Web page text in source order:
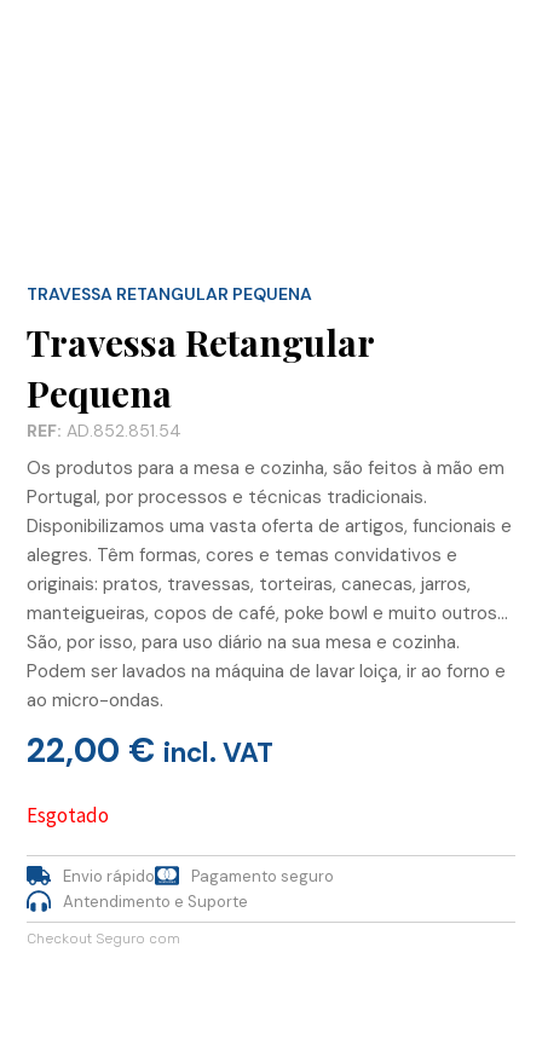
TRAVESSA RETANGULAR PEQUENA
Travessa Retangular
Pequena
REF: AD.852.851.54
Os produtos para a mesa e cozinha, são feitos à mão em
Portugal, por processos e técnicas tradicionais.
Disponibilizamos uma vasta oferta de artigos, funcionais e
alegres. Têm formas, cores e temas convidativos e
originais: pratos, travessas, torteiras, canecas, jarros,
manteigueiras, copos de café, poke bowl e muito outros…
São, por isso, para uso diário na sua mesa e cozinha.
Podem ser lavados na máquina de lavar loiça, ir ao forno e
ao micro-ondas.
22,00 € incl. VAT
Esgotado
Envio rápido
Pagamento seguro
Antendimento e Suporte
Checkout Seguro com